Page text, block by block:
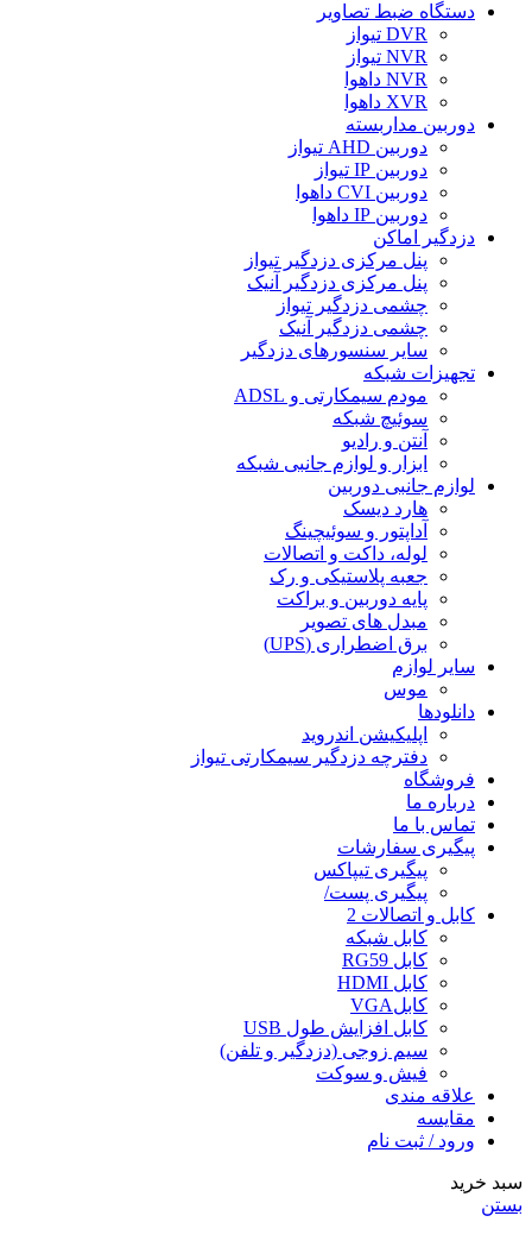
دستگاه ضبط تصاویر
DVR تیواز
NVR تیواز
NVR داهوا
XVR داهوا
دوربین مداربسته
دوربین AHD تیواز
دوربین IP تیواز
دوربین CVI داهوا
دوربین IP داهوا
دزدگیر اماکن
پنل مرکزی دزدگیر تیواز
پنل مرکزی دزدگیر آنیک
چشمی دزدگیر تیواز
چشمی دزدگیر آنیک
سایر سنسورهای دزدگیر
تجهیزات شبکه
مودم سیمکارتی و ADSL
سوئیچ شبکه
آنتن و رادیو
ابزار و لوازم جانبی شبکه
لوازم جانبی دوربین
هارد دیسک
آداپتور و سوئیچینگ
لوله، داکت و اتصالات
جعبه پلاستیکی و رک
پایه دوربین و براکت
مبدل های تصویر
برق اضطراری (UPS)
سایر لوازم
موس
دانلودها
اپلیکیشن اندروید
دفترچه دزدگیر سیمکارتی تیواز
فروشگاه
درباره ما
تماس با ما
پیگیری سفارشات
پیگیری تیپاکس
پیگیری پست/
کابل و اتصالات 2
کابل شبکه
کابل RG59
کابل HDMI
کابلVGA
کابل افزایش طول USB
سیم زوجی (دزدگیر و تلفن)
فیش و سوکت
علاقه مندی
مقایسه
ورود / ثبت نام
سبد خرید
بستن